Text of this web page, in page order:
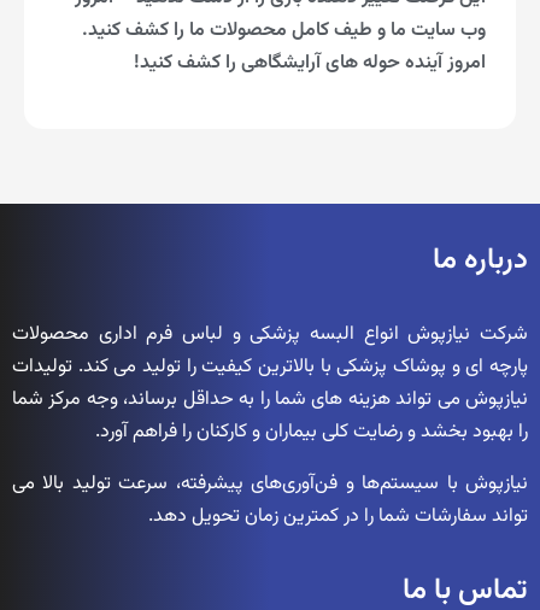
وب سایت ما و طیف کامل محصولات ما را کشف کنید.
امروز آینده حوله های آرایشگاهی را کشف کنید!
درباره ما
شرکت نیازپوش انواع البسه پزشکی و لباس فرم اداری محصولات
پارچه ای و پوشاک پزشکی با بالاترین کیفیت را تولید می کند. تولیدات
نیازپوش می تواند هزینه های شما را به حداقل برساند، وجه مرکز شما
را بهبود بخشد و رضایت کلی بیماران و کارکنان را فراهم آورد.
نیازپوش با سیستم‌ها و فن‌آوری‌های پیشرفته، سرعت تولید بالا می
تواند سفارشات شما را در کمترین زمان تحویل دهد.
تماس با ما